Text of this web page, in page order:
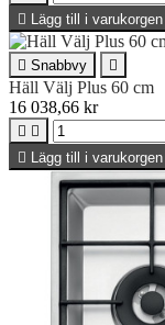
 Lägg till i varukorgen
 Snabbvy 
Häll Välj Plus 60 cm
16 038,66 kr
 
 Lägg till i varukorgen